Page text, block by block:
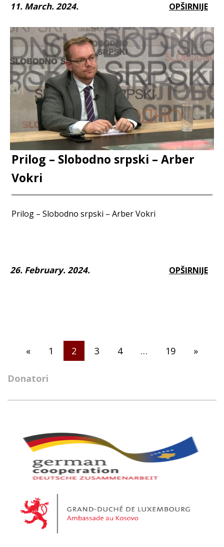
11. March. 2024. OPŠIRNIJE
Prilog – Slobodno srpski – Arber
Vokri
Prilog – Slobodno srpski – Arber Vokri
26. February. 2024. OPŠIRNIJE
Posts
« 1 2 3 4 … 19 »
Donatori